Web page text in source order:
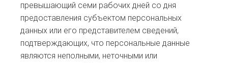
превышающий семи рабочих дней со дня
предоставления субъектом персональных
данных или его представителем сведений,
подтверждающих, что персональные данные
являются неполными, неточными или